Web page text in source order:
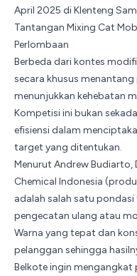
April 2025 di Klenteng
Tantangan Mixing Cat
Perlombaan
Berbeda dari kontes
secara khusus
menunjukkan kehebatan
Kompetisi ini bukan
efisiensi dalam
target yang ditentukan.
Menurut Andrew Budiarto,
Chemical Indonesia
adalah salah satu
pengecatan ulang atau
Warna yang tepat dan
pelanggan sehingga
Belkote ingin mengangkat